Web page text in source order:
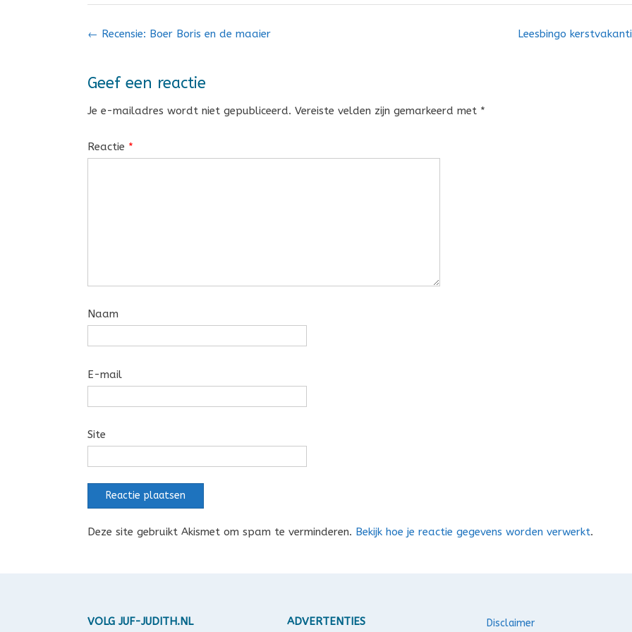
Bericht
Leesbingo
← Recensie: Boer Boris en de maaier
Geef een reactie
Je e-mailadres wordt niet gepubliceerd. Vereiste velden zijn gemarkeerd met *
Reactie *
Naam
E-mail
Site
Deze site gebruikt Akismet om spam te verminderen. Bekijk hoe je reactie gegevens worden verwerkt.
VOLG JUF-JUDITH.NL ADVERTENTIES Disclaimer